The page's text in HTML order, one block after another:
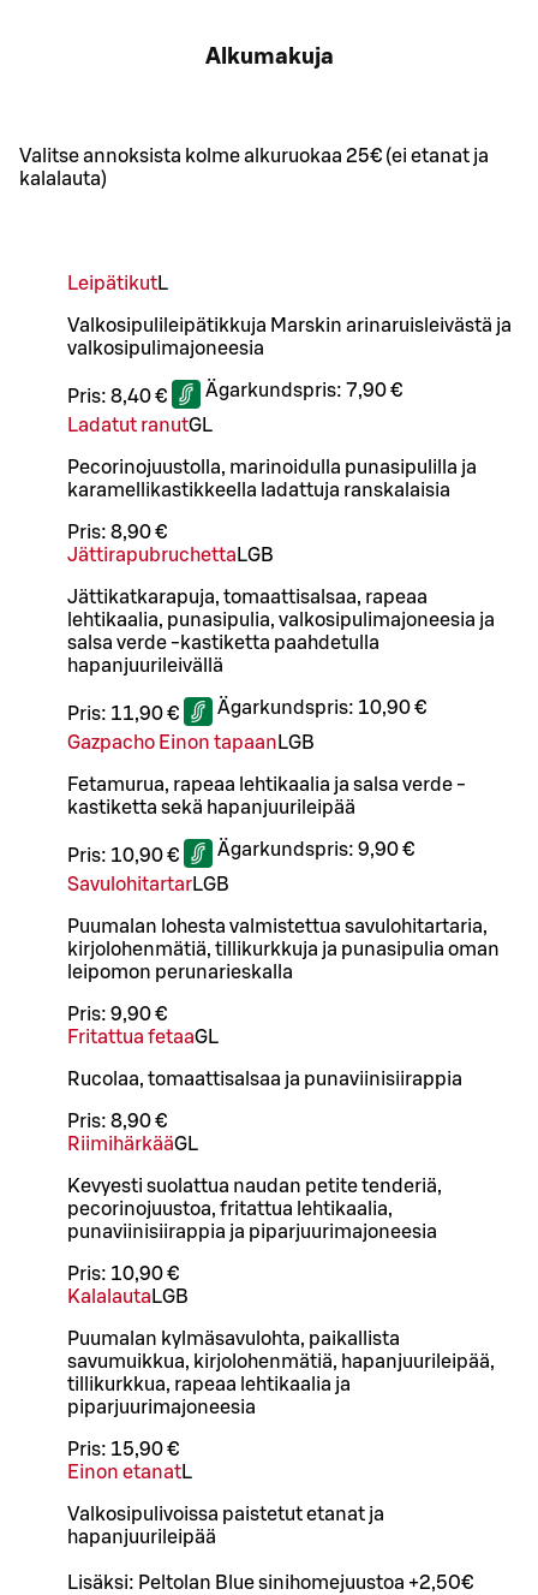
Alkumakuja
Valitse annoksista kolme alkuruokaa 25€ (ei etanat ja
kalalauta)
LeipätikutL
Valkosipulileipätikkuja Marskin arinaruisleivästä ja
valkosipulimajoneesia
Pris: 8,40 € Ägarkundspris: 7,90 €
Ladatut ranutGL
Pecorinojuustolla, marinoidulla punasipulilla ja
karamellikastikkeella ladattuja ranskalaisia
Pris: 8,90 €
Jättirapubruchetta LGB
Jättikatkarapuja, tomaattisalsaa, rapeaa
lehtikaalia, punasipulia, valkosipulimajoneesia ja
salsa verde -kastiketta paahdetulla
hapanjuurileivällä
Pris: 11,90 € Ägarkundspris: 10,90 €
Gazpacho Einon tapaan LGB
Fetamurua, rapeaa lehtikaalia ja salsa verde -
kastiketta sekä hapanjuurileipää
Pris: 10,90 € Ägarkundspris: 9,90 €
SavulohitartarLGB
Puumalan lohesta valmistettua savulohitartaria,
kirjolohenmätiä, tillikurkkuja ja punasipulia oman
leipomon perunarieskalla
Pris: 9,90 €
Fritattua fetaaGL
Rucolaa, tomaattisalsaa ja punaviinisiirappia
Pris: 8,90 €
RiimihärkääGL
Kevyesti suolattua naudan petite tenderiä,
pecorinojuustoa, fritattua lehtikaalia,
punaviinisiirappia ja piparjuurimajoneesia
Pris: 10,90 €
Kalalauta LGB
Puumalan kylmäsavulohta, paikallista
savumuikkua, kirjolohenmätiä, hapanjuurileipää,
tillikurkkua, rapeaa lehtikaalia ja
piparjuurimajoneesia
Pris: 15,90 €
Einon etanatL
Valkosipulivoissa paistetut etanat ja
hapanjuurileipää
Lisäksi: Peltolan Blue sinihomejuustoa +2,50€